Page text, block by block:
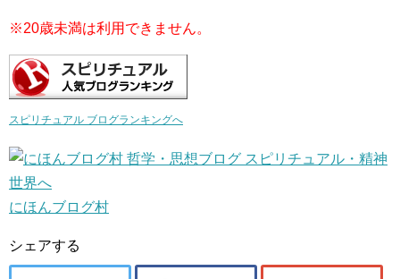
※20歳未満は利用できません。
スピリチュアル ブログランキングへ
にほんブログ村
シェアする